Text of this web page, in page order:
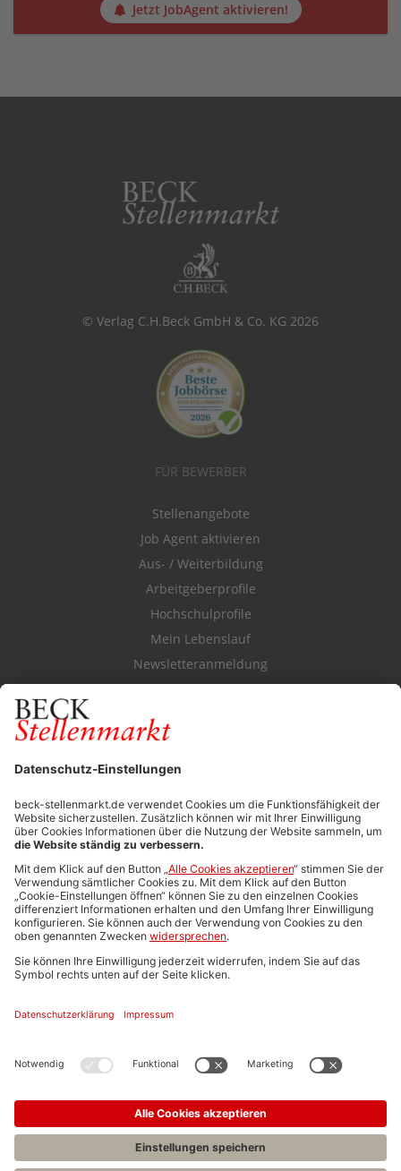
Jetzt JobAgent aktivieren!
© Verlag C.H.Beck GmbH & Co. KG 2026
FÜR BEWERBER
Stellenangebote
Job Agent aktivieren
Aus- / Weiterbildung
Arbeitgeberprofile
Hochschulprofile
Mein Lebenslauf
Newsletteranmeldung
Durchsuchen Sie den Stellenkatalog
FÜR ARBEITGEBER
Stellenmarktpreise
Anzeigen-AGB
Media-Daten
Newsletteranmeldung
Produktübersicht
ALLGEMEIN
FAQs
Impressum
Stellenangebote C.H.BECK